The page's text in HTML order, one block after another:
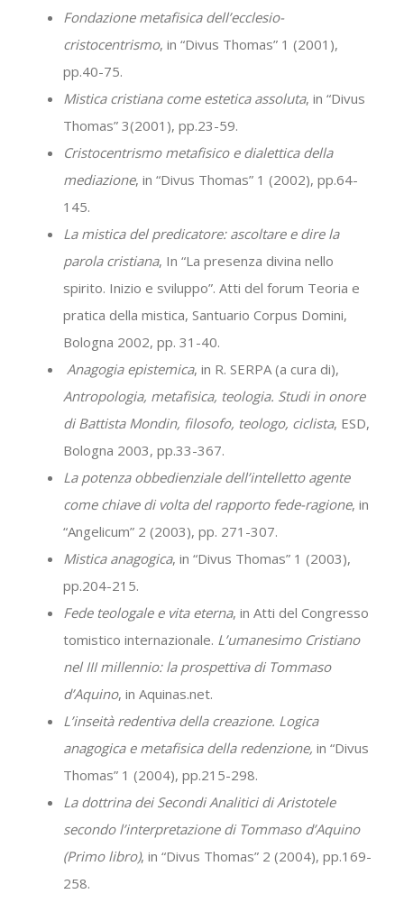
Fondazione metafisica dell’ecclesio-
cristocentrismo, in “Divus Thomas” 1 (2001),
pp.40-75.
Mistica cristiana come estetica assoluta, in “Divus
Thomas” 3(2001), pp.23-59.
Cristocentrismo metafisico e dialettica della
mediazione, in “Divus Thomas” 1 (2002), pp.64-
145.
La mistica del predicatore: ascoltare e dire la
parola cristiana, In “La presenza divina nello
spirito. Inizio e sviluppo”. Atti del forum Teoria e
pratica della mistica, Santuario Corpus Domini,
Bologna 2002, pp. 31-40.
Anagogia epistemica, in R. SERPA (a cura di),
Antropologia, metafisica, teologia. Studi in onore
di Battista Mondin, filosofo, teologo, ciclista, ESD,
Bologna 2003, pp.33-367.
La potenza obbedienziale dell’intelletto agente
come chiave di volta del rapporto fede-ragione, in
“Angelicum” 2 (2003), pp. 271-307.
Mistica anagogica, in “Divus Thomas” 1 (2003),
pp.204-215.
Fede teologale e vita eterna, in Atti del Congresso
tomistico internazionale. L’umanesimo Cristiano
nel III millennio: la prospettiva di Tommaso
d’Aquino, in Aquinas.net.
L’inseità redentiva della creazione. Logica
anagogica e metafisica della redenzione, in “Divus
Thomas” 1 (2004), pp.215-298.
La dottrina dei Secondi Analitici di Aristotele
secondo l’interpretazione di Tommaso d’Aquino
(Primo libro), in “Divus Thomas” 2 (2004), pp.169-
258.